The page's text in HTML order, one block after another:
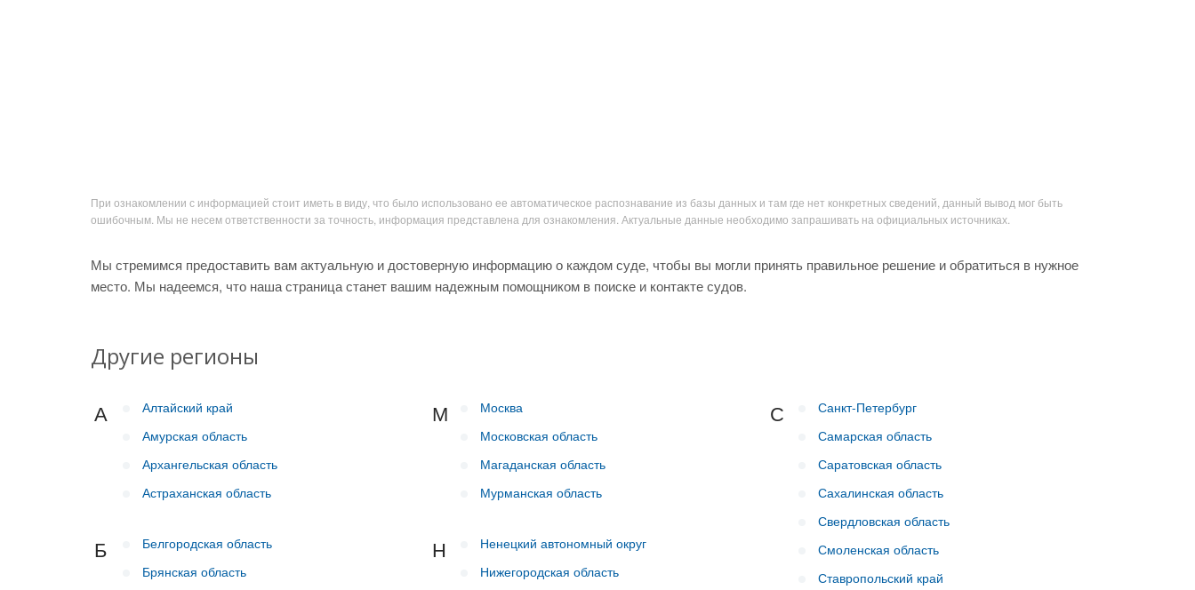
При ознакомлении с информацией стоит иметь в виду, что было использовано ее автоматическое распознавание из базы данных и там где нет конкретных сведений, данный вывод мог быть
ошибочным. Мы не несем ответственности за точность, информация представлена для ознакомления. Актуальные данные необходимо запрашивать на официальных источниках.
Мы стремимся предоставить вам актуальную и достоверную информацию о каждом суде, чтобы вы могли принять правильное решение и обратиться в нужное
место. Мы надеемся, что наша страница станет вашим надежным помощником в поиске и контакте судов.
Другие регионы
А
Алтайский край
Амурская область
Архангельская область
Астраханская область
Б
Белгородская область
Брянская область
М
Москва
Московская область
Магаданская область
Мурманская область
Н
Ненецкий автономный округ
Нижегородская область
С
Санкт-Петербург
Самарская область
Саратовская область
Сахалинская область
Свердловская область
Смоленская область
Ставропольский край